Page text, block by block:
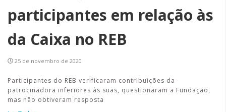
participantes em relação às
da Caixa no REB
25 de novembro de 2020
Participantes do REB verificaram contribuições da
patrocinadora inferiores às suas, questionaram a Fundação,
mas não obtiveram resposta